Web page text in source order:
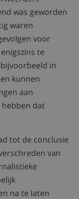
was geworden
waren
voor
te
in
kunnen
aan
hebben dat
tot de conclusie
van
na te laten